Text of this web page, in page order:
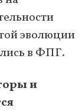
эволюции
в ФПГ.
и